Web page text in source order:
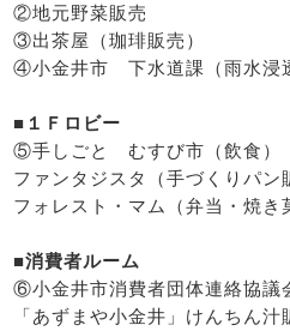
②地元野菜販売
③出茶屋（珈琲販売）
④小金井市 下水道課（雨水浸
■１Ｆロビー
⑤手しごと むすび市（飲食）
ファンタジスタ（手づくりパン
フォレスト・マム（弁当・焼き
■消費者ルーム
⑥小金井市消費者団体連絡協議
「あずまや小金井」けんちん汁